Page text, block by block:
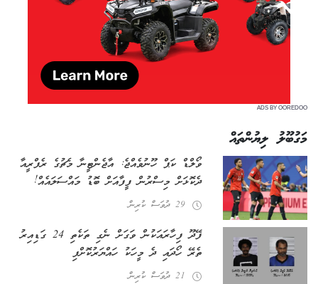
ADS BY OOREDOO
މަގުބޫލު ލިޔުންތައް
ވޯލްޑް ކަޕް ހޫނުވެއްޖެ: އާޖެންޓީނާ މެޗުގެ ރެފްރީއާ
ދެކޮޅަށް މިސްރުން ފީފާއަށް ބޮޑު މައްސަލައެއް!
29 ދުވަސް ކުރިން
ފޭދޫ ފިހާރައަކުން ވަގަށް ނެގި ތަކެތި 24 ގަޑިއިރު
ތެރޭ ހޯދައި ދެ މީހަކު ހައްޔަރުކޮށްފި
21 ދުވަސް ކުރިން